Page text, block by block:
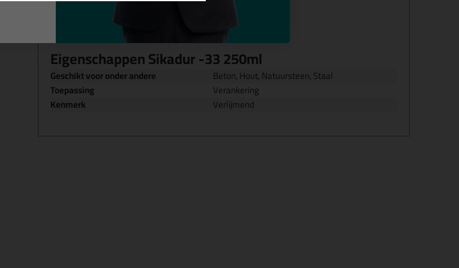
Zeer goede belastingscapaciteit
Krimpvrije uitharding
Eigenschappen Sikadur -33 250ml
Geschikt voor onder andere
Beton, Hout, Natuursteen, Staal
Toepassing
Verankering
Kenmerk
Verlijmend